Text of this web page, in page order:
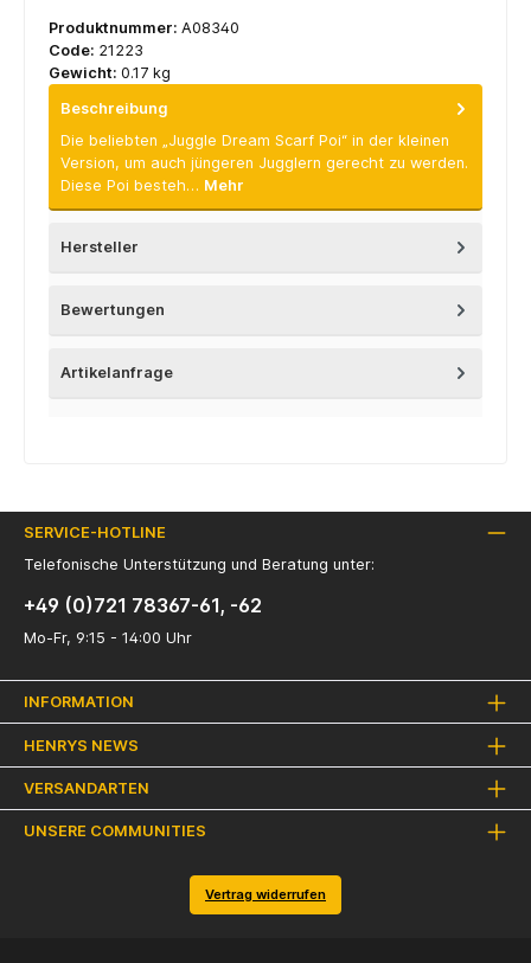
Produktnummer: A08340
Code: 21223
Gewicht: 0.17 kg
Beschreibung
Die beliebten „Juggle Dream Scarf Poi“ in der kleinen
Version, um auch jüngeren Jugglern gerecht zu werden.
Diese Poi besteh… Mehr
Hersteller
Bewertungen
Artikelanfrage
SERVICE-HOTLINE
Telefonische Unterstützung und Beratung unter:
+49 (0)721 78367-61, -62
Mo-Fr, 9:15 - 14:00 Uhr
INFORMATION
HENRYS NEWS
VERSANDARTEN
UNSERE COMMUNITIES
Vertrag widerrufen